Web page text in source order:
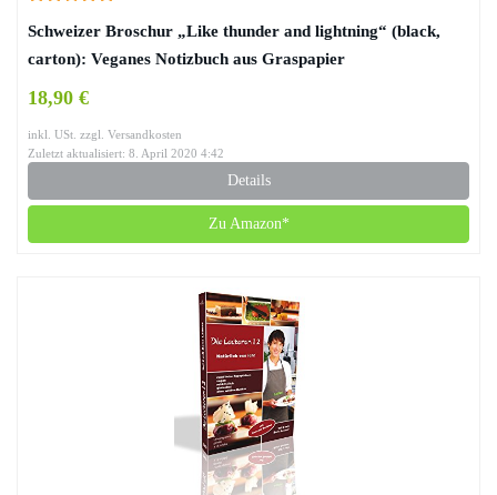
Schweizer Broschur „Like thunder and lightning“ (black,
carton): Veganes Notizbuch aus Graspapier
18,90 €
inkl. USt. zzgl. Versandkosten
Zuletzt aktualisiert: 8. April 2020 4:42
Details
Zu Amazon*